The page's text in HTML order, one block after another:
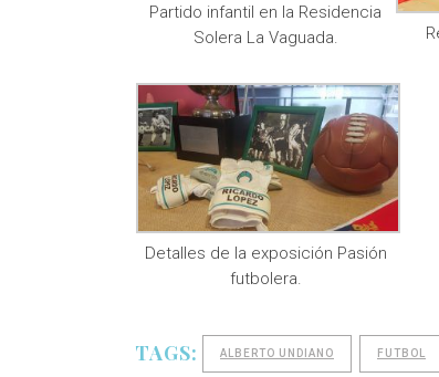
Partido infantil en la Residencia
Solera La Vaguada.
Detalles de la exposición Pasión
futbolera.
TAGS: ALBERTO UNDIANO FUTBOL